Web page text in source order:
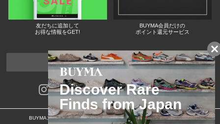
友だちに追加して
お得な情報をGET!
BUYMA会員だけの
ポイント還元サービス
ページトップへ
BUYMAスタートガイド 安心への取り組み